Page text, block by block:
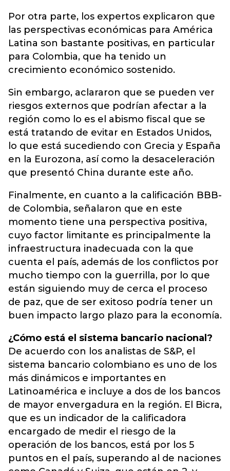
Por otra parte, los expertos explicaron que
las perspectivas económicas para América
Latina son bastante positivas, en particular
para Colombia, que ha tenido un
crecimiento económico sostenido.
Sin embargo, aclararon que se pueden ver
riesgos externos que podrían afectar a la
región como lo es el abismo fiscal que se
está tratando de evitar en Estados Unidos,
lo que está sucediendo con Grecia y España
en la Eurozona, así como la desaceleración
que presentó China durante este año.
Finalmente, en cuanto a la calificación BBB-
de Colombia, señalaron que en este
momento tiene una perspectiva positiva,
cuyo factor limitante es principalmente la
infraestructura inadecuada con la que
cuenta el país, además de los conflictos por
mucho tiempo con la guerrilla, por lo que
están siguiendo muy de cerca el proceso
de paz, que de ser exitoso podría tener un
buen impacto largo plazo para la economía.
¿Cómo está el sistema bancario nacional?
De acuerdo con los analistas de S&P, el
sistema bancario colombiano es uno de los
más dinámicos e importantes en
Latinoamérica e incluye a dos de los bancos
de mayor envergadura en la región. El Bicra,
que es un indicador de la calificadora
encargado de medir el riesgo de la
operación de los bancos, está por los 5
puntos en el país, superando al de naciones